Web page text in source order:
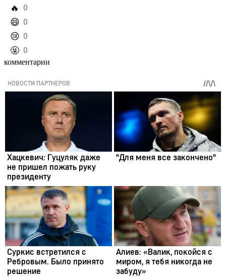
️🔥 0
️😄 0
️😢 0
️🤬 0
комментарии